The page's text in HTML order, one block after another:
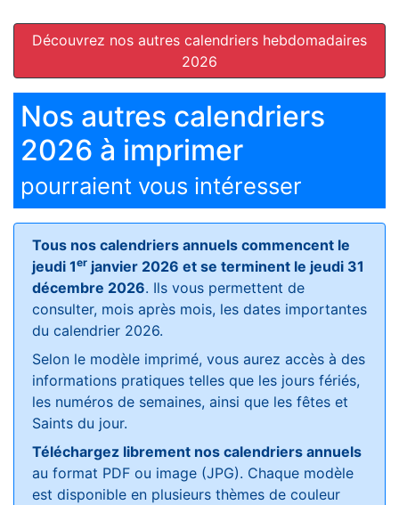
Découvrez nos autres calendriers hebdomadaires
2026
Nos autres calendriers
2026 à imprimer
pourraient vous intéresser
Tous nos calendriers annuels commencent le
jeudi 1er janvier 2026 et se terminent le jeudi 31
décembre 2026. Ils vous permettent de
consulter, mois après mois, les dates importantes
du calendrier 2026.
Selon le modèle imprimé, vous aurez accès à des
informations pratiques telles que les jours fériés,
les numéros de semaines, ainsi que les fêtes et
Saints du jour.
Téléchargez librement nos calendriers annuels
au format PDF ou image (JPG). Chaque modèle
est disponible en plusieurs thèmes de couleur